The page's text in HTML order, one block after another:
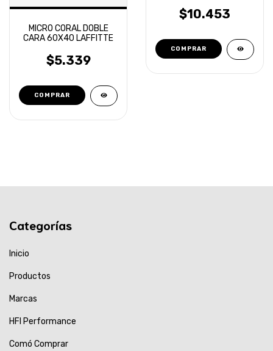
MICRO CORAL DOBLE
CARA 60X40 LAFFITTE
$5.339
OVERCARS
$10.453
Categorías
Inicio
Productos
Marcas
HFI Performance
Comó Comprar